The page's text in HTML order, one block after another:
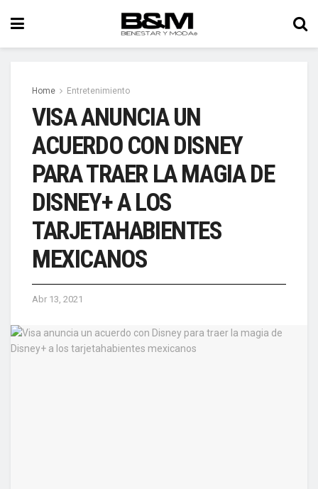
Home Entretenimiento
VISA ANUNCIA UN
ACUERDO CON DISNEY
PARA TRAER LA MAGIA DE
DISNEY+ A LOS
TARJETAHABIENTES
MEXICANOS
Abr 13, 2021